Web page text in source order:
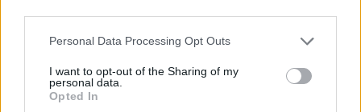
Please note that this website/app uses one or more Google
not limited to your visit or usage behaviour. You may click to
grant or deny consent to Google and its third-party tags to
use your data for below specified purposes in below Google
Personal Data Processing Opt Outs
I want to opt-out of the Sharing of my
personal data.
Opted In
Soundvalóban hozta azt, amit a címe ígért, rám
második, aKids Abandoning... annyira bejött, hogy
bár csak november elején jelent meg, de már